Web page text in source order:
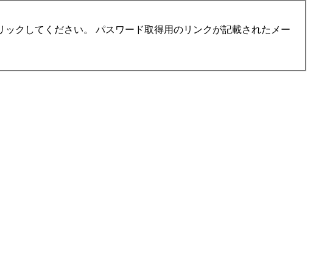
クしてください。 パスワード取得用のリンクが記載されたメー